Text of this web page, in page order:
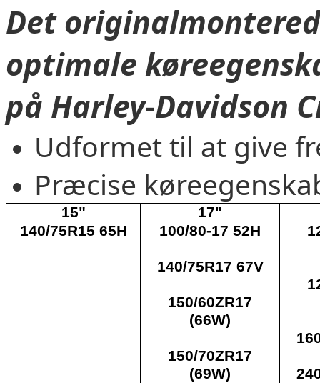
Det
optimale
på Harley-Davidson
Udformet til at give
Præcise
15"
17"
140/75R15 65H
100/80-17 52H
140/75R17 67V
150/60ZR17
(66W)
150/70ZR17
(69W)